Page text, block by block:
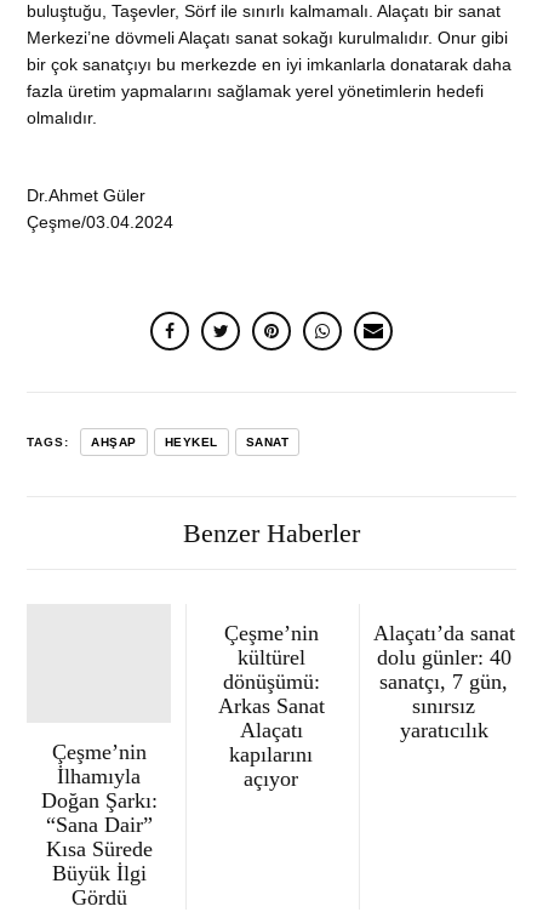
buluştuğu, Taşevler, Sörf ile sınırlı kalmamalı. Alaçatı bir sanat
Merkezi’ne dövmeli Alaçatı sanat sokağı kurulmalıdır. Onur gibi
bir çok sanatçıyı bu merkezde en iyi imkanlarla donatarak daha
fazla üretim yapmalarını sağlamak yerel yönetimlerin hedefi
olmalıdır.
Dr.Ahmet Güler
Çeşme/03.04.2024
TAGS: AHŞAP HEYKEL SANAT
Benzer Haberler
Çeşme’nin
İlhamıyla
Doğan Şarkı:
“Sana Dair”
Kısa Sürede
Büyük İlgi
Gördü
Çeşme’nin
kültürel
dönüşümü:
Arkas Sanat
Alaçatı
kapılarını
açıyor
Alaçatı’da sanat
dolu günler: 40
sanatçı, 7 gün,
sınırsız
yaratıcılık